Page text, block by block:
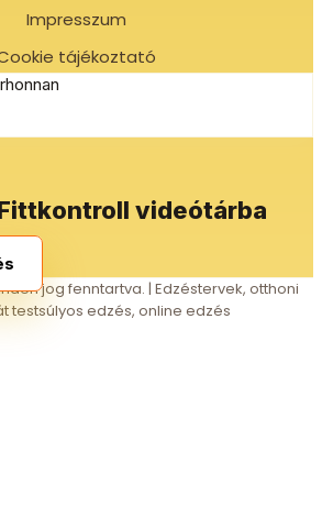
Impresszum
tájékoztató
videótárba
jog fenntartva. | Edzéstervek, otthoni
testsúlyos edzés, online edzés